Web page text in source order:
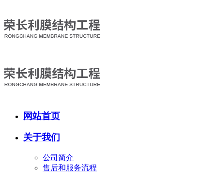
网站首页
关于我们
公司简介
售后和服务流程